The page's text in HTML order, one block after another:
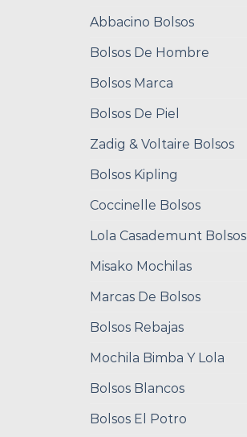
Abbacino Bolsos
Bolsos De Hombre
Bolsos Marca
Bolsos De Piel
Zadig & Voltaire Bolsos
Bolsos Kipling
Coccinelle Bolsos
Lola Casademunt Bolsos
Misako Mochilas
Marcas De Bolsos
Bolsos Rebajas
Mochila Bimba Y Lola
Bolsos Blancos
Bolsos El Potro